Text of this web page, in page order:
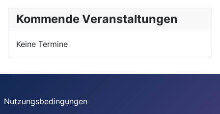
Kommende Veranstaltungen
Keine Termine
Nutzungsbedingungen